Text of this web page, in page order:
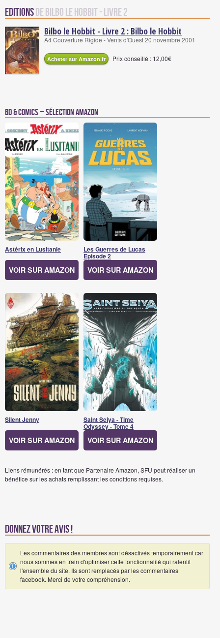
Editionsde Bilbo le Hobbit - Livre 2
Bilbo le Hobbit - Livre 2 : Bilbo le Hobbit
A4 Couverture Rigide - Vents d'Ouest 20 novembre 2001
Acheter sur Amazon.fr Prix conseillé : 12,00€
BD & Comics – Sélection Amazon
Astérix en Lusitanie
VOIR SUR AMAZON
Les Guerres de Lucas
Episode 2
VOIR SUR AMAZON
Silent Jenny
VOIR SUR AMAZON
Saint Seiya - Time
Odyssey - Tome 4
VOIR SUR AMAZON
Liens rémunérés : en tant que Partenaire Amazon, SFU peut réaliser un
bénéfice sur les achats remplissant les conditions requises.
Donnez votre avis !
Les commentaires des membres sont désactivés temporairement car
nous sommes en train d'optimiser cette fonctionnalité qui ralentit
l'ensemble du site. Ils sont remplacés par les commentaires
facebook. Merci de votre compréhension.